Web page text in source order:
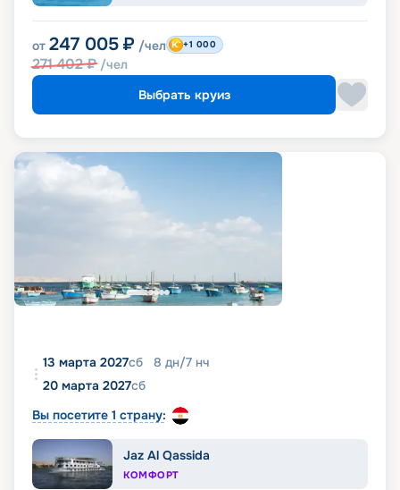
от 247 005 ₽ /чел
271 402₽ /чел
+1 000
Выбрать круиз
13 марта 2027сб 8 дн/7 нч
20 марта 2027сб
Вы посетите 1 страну:
Jaz Al Qassida
КОМФОРТ